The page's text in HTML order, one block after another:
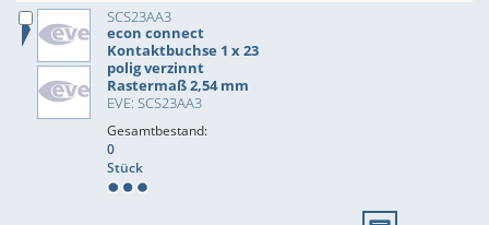
SCS23AA3
econ connect
Kontaktbuchse 1 x 23
polig verzinnt
Rastermaß 2,54 mm
EVE: SCS23AA3
Gesamtbestand:
0
Stück